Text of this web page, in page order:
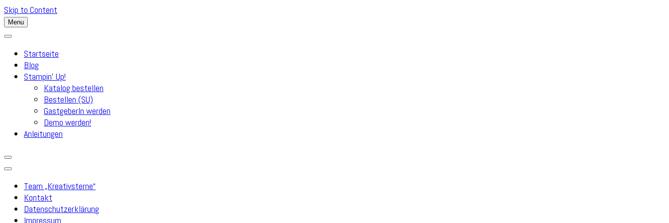
Skip to Content
Menu
Startseite
Blog
Stampin’ Up!
Katalog bestellen
Bestellen (SU)
GastgeberIn werden
Demo werden!
Anleitungen
Team „Kreativsterne“
Kontakt
Datenschutzerklärung
Impressum